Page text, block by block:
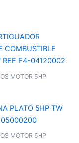
MOTOR 5HP
MOTOR 5HP